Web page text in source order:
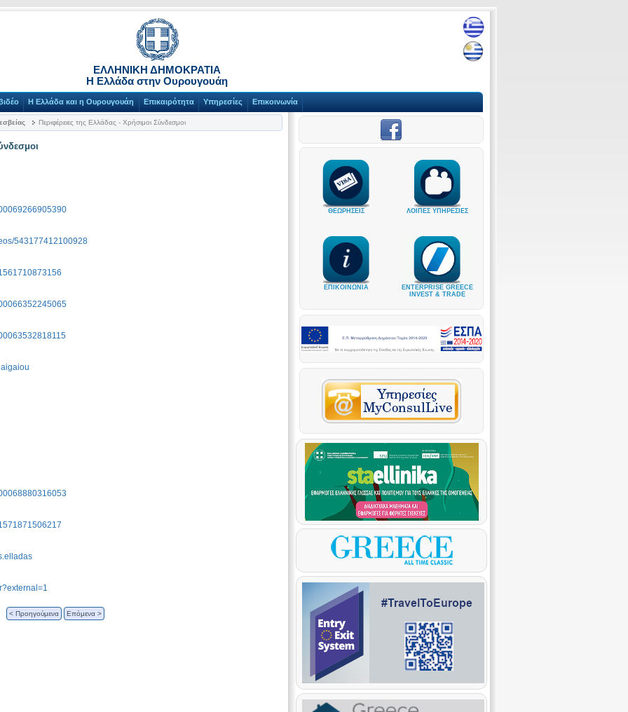
ΕΛΛΗΝΙΚΗ ΔΗΜΟΚΡΑΤΙΑ
Η Ελλάδα στην Ουρουγουάη
Η Ελλάδα και η Ουρουγουάη Επικαιρότητα Υπηρεσίες Επικοινωνία
Περιφέρειες της Ελλάδας - Χρήσιμοι Σύνδεσμοι
543177412100928
< Προηγούμενα Επόμενα >
ΘΕΩΡΗΣΕΙΣ ΛΟΙΠΕΣ ΥΠΗΡΕΣΙΕΣ
ΕΠΙΚΟΙΝΩΝΙΑ
ENTERPRISE GREECE
INVEST & TRADE